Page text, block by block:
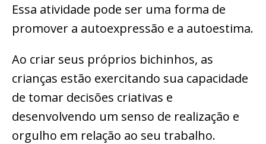
Essa atividade pode ser uma forma de
promover a autoexpressão e a autoestima.
Ao criar seus próprios bichinhos, as
crianças estão exercitando sua capacidade
de tomar decisões criativas e
desenvolvendo um senso de realização e
orgulho em relação ao seu trabalho.